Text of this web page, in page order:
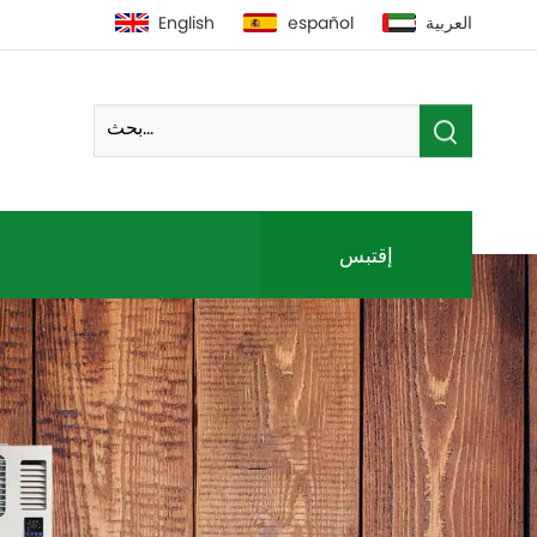
English español العربية
إقتبس